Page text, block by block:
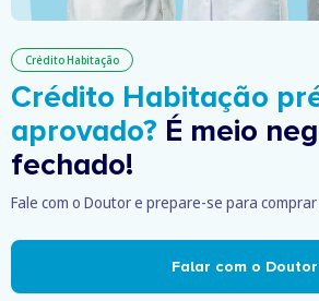
Crédito Habitação
Crédito Habitação
aprovado? É meio
fechado!
Fale com o Doutor e prepare-se para comprar
Falar com o Doutor